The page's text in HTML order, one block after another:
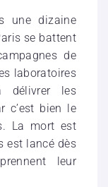
une dizaine
se battent
de
laboratoires
délivrer les
c’est bien le
La mort est
est lancé dès
leur